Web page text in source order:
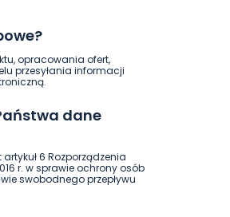
opracowania ofert,
przesyłania informacji
dane
6 Rozporządzenia
r. w sprawie ochrony osób
swobodnego przepływu
DOŁĄCZ DO DYSKUSJI
DODAJ SWÓJ
Wiadomość